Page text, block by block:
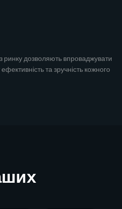
ринку дозволяють впроваджувати
та зручність кожного